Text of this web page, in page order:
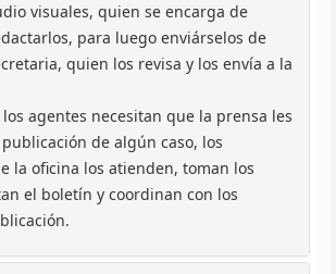
visuales, quien se encarga de
para luego enviárselos de
quien los revisa y los envía a la
los agentes necesitan que la prensa les
de algún caso, los
la oficina los atienden, toman los
el boletín y coordinan con los